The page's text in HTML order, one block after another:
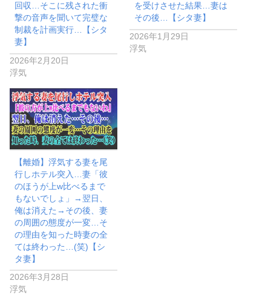
回収…そこに残された衝
撃の音声を聞いて完璧な
制裁を計画実行…【シタ
妻】
2026年2月20日
浮気
を受けさせた結果…妻は
その後…【シタ妻】
2026年1月29日
浮気
【離婚】浮気する妻を尾
行しホテル突入…妻「彼
のほうが上w比べるまで
もないでしょ」→翌日、
俺は消えた→その後、妻
の周囲の態度が一変…そ
の理由を知った時妻の全
ては終わった…(笑)【シ
タ妻】
2026年3月28日
浮気